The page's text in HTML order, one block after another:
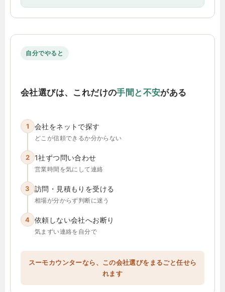
自分でやると
会社選びは、これだけの手間と不安がある
1 会社をネットで探す
どこが信頼できるか分からない
2 1社ずつ問い合わせ
営業時間を気にして連絡
3 訪問・見積もりを受ける
相場が分からず判断に迷う
4 依頼しない会社へお断り
気まずい連絡を自分で
スーモカウンターなら、この会社選びをまるごと任せら
れます